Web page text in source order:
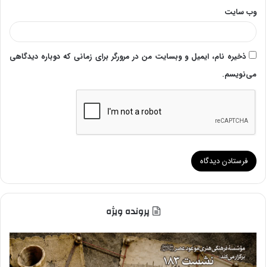
وب‌ سایت
ذخیره نام، ایمیل و وبسایت من در مرورگر برای زمانی که دوباره دیدگاهی
می‌نویسم.
پرونده ویژه